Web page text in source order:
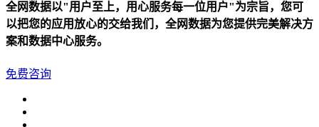
全网数据以"用户至上，用心服务每一位用户"为宗旨，您可
以把您的应用放心的交给我们，全网数据为您提供完美解决方
案和数据中心服务。
免费咨询